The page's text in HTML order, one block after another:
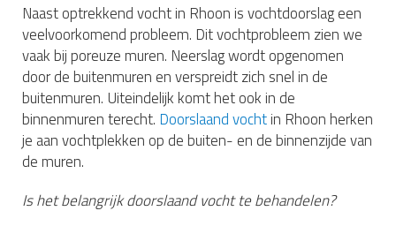
Naast optrekkend vocht in Rhoon is vochtdoorslag een
veelvoorkomend probleem. Dit vochtprobleem zien we
vaak bij poreuze muren. Neerslag wordt opgenomen
door de buitenmuren en verspreidt zich snel in de
buitenmuren. Uiteindelijk komt het ook in de
binnenmuren terecht. Doorslaand vochtin Rhoon herken
je aan vochtplekken op de buiten- en de binnenzijde van
de muren.
Is het belangrijk doorslaand vocht te behandelen?